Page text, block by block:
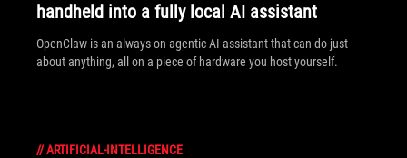
handheld into a fully local AI assistant
OpenClaw is an always-on agentic AI assistant that can do just
about anything, all on a piece of hardware you host yourself.
//ARTIFICIAL-INTELLIGENCE